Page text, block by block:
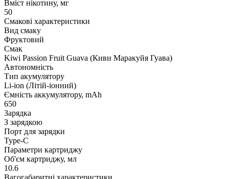
Вміст нікотину, мг
50
Смакові характеристики
Вид смаку
Фруктовий
Смак
Kiwi Passion Fruit Guava (Киви Маракуйя Гуава)
Автономність
Тип акумулятору
Li-ion (Літій-іонний)
Ємність аккумулятору, mAh
650
Зарядка
З зарядкою
Порт для зарядки
Type-C
Параметри картриджу
Об'єм картриджу, мл
10.6
Вагогабаритні характеристики